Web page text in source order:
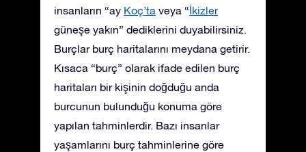
insanların “ay Koç’ta veya “İkizler
güneşe yakın” dediklerini duyabilirsiniz.
Burçlar burç haritalarını meydana getirir.
Kısaca “burç” olarak ifade edilen burç
haritaları bir kişinin doğduğu anda
burcunun bulunduğu konuma göre
yapılan tahminlerdir. Bazı insanlar
yaşamlarını burç tahminlerine göre